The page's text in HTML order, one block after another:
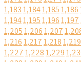
1,1831,1841,1851,186
1,1941,1951,1961,197
1,2051,2061,207
1,2161,2171,2181,219
1,2271,2281,229